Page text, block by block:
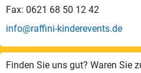
Fax: 0621 68 50 12 42
info@raffini-kinderevents.de
Finden Sie uns gut? Waren Sie